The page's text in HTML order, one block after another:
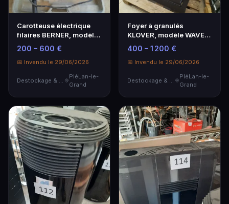
Carotteuse électrique
filaires BERNER, modèle
BDIVADW sans b…
200 – 600 €
📅 Invendu le 29/06/2026
PléLan-le-
Grand
Foyer à granulés
KLOVER, modèle WAVE
80, 9kW
400 – 1 200 €
📅 Invendu le 29/06/2026
PléLan-le-
Grand